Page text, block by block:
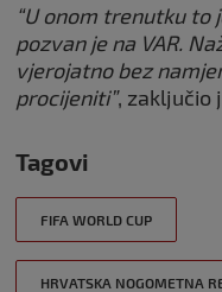
“U onom trenutku to
pozvan je na VAR.
vjerojatno bez
procijeniti”, zaključio
Tagovi
FIFA WORLD CUP
HRVATSKA NOGOMETNA